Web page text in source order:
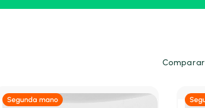
Comparar